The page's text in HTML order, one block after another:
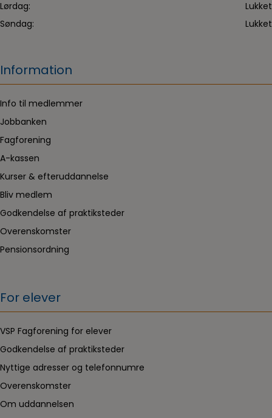
Lørdag:
Lukket
Søndag:
Lukket
Information
Info til medlemmer
Jobbanken
Fagforening
A-kassen
Kurser & efteruddannelse
Bliv medlem
Godkendelse af praktiksteder
Overenskomster
Pensionsordning
For elever
VSP Fagforening for elever
Godkendelse af praktiksteder
Nyttige adresser og telefonnumre
Overenskomster
Om uddannelsen